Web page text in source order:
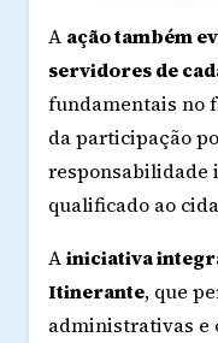
A ação também
servidores de
fundamentais no
da participação
responsabilidade
qualificado ao
Ainiciativa
Itinerante, que
administrativas e